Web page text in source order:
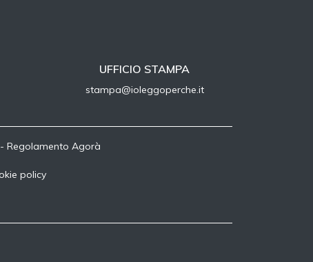
UFFICIO STAMPA
stampa@ioleggoperche.it
- Regolamento Agorà
policy